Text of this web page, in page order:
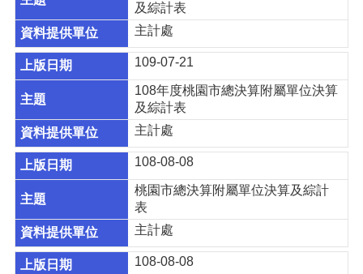
府
資
訊
公
開
公
務
統
計
資
訊
網
及綜計表
主計處
109-07-21
108年度桃園市總決算附屬單位決算
及綜計表
主計處
108-08-08
桃園市總決算附屬單位決算及綜計
表
主計處
108-08-08